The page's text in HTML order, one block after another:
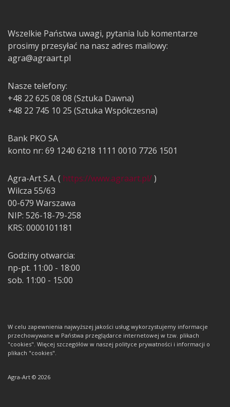
Wszelkie Państwa uwagi, pytania lub komentarze
prosimy przesyłać na nasz adres mailowy:
agra@agraart.pl
Nasze telefony:
+48 22 625 08 08 (Sztuka Dawna)
+48 22 745 10 25 (Sztuka Współczesna)
Bank PKO SA
konto nr: 69 1240 6218 1111 0010 7726 1501
Agra-Art S.A. ( https://www.agraart.pl/)
Wilcza 55/63
00-679 Warszawa
NIP: 526-18-79-258
KRS: 0000101181
Godziny otwarcia:
np-pt. 11:00 - 18:00
sob. 11:00 - 15:00
W celu zapewnienia najwyższej jakości usług wykorzystujemy informacje
przechowywane w Państwa przeglądarce internetowej w tzw. plikach
"cookies". Więcej szczegółów w naszej polityce prywatności i informacji o
plikach "cookies".
Agra-Art © 2026